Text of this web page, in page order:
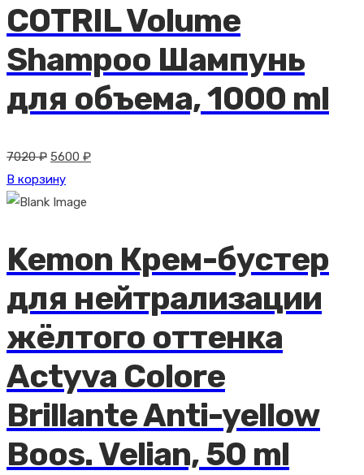
COTRIL Volume
Shampoo Шампунь
для объема, 1000 ml
7020₽ Первоначальная
цена
составляла
5600 ₽Текущая
В корзину
Kemon Крем-бустер
для нейтрализации
жёлтого оттенка
Actyva Colore
Brillante Anti-yellow
Boos. Velian, 50 ml